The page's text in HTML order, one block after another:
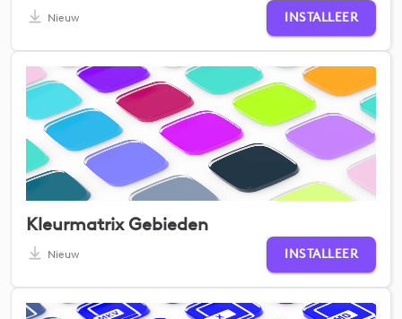
Nieuw INSTALLEER
Kleurmatrix Gebieden
Nieuw INSTALLEER